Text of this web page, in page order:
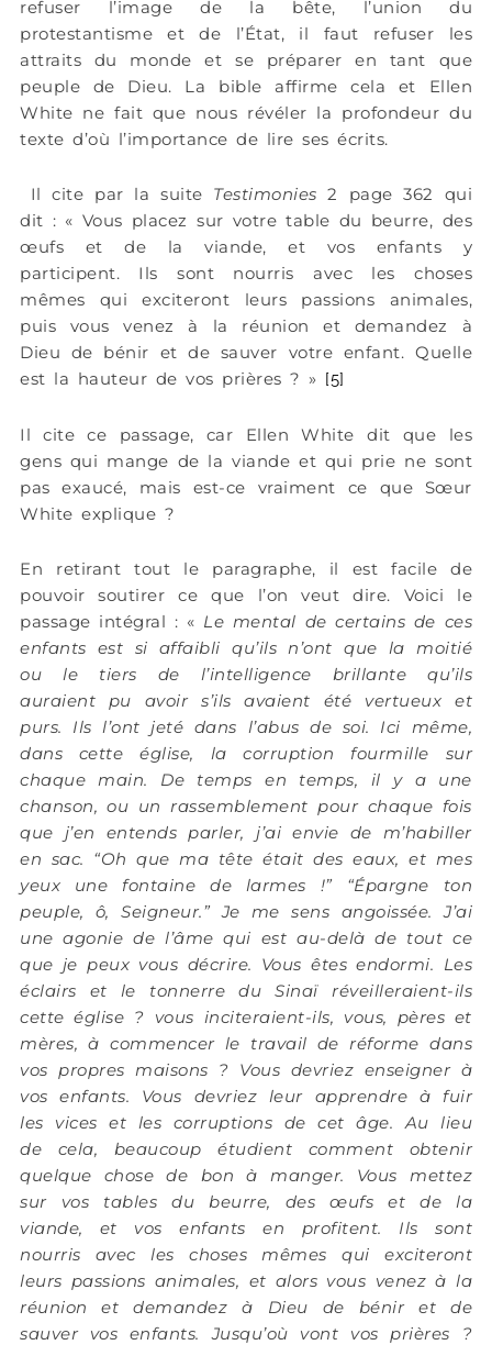
refuser l’image de la bête, l’union du
protestantisme et de l’État, il faut refuser les
attraits du monde et se préparer en tant que
peuple de Dieu. La bible affirme cela et Ellen
White ne fait que nous révéler la profondeur du
texte d’où l’importance de lire ses écrits.
Il cite par la suite Testimonies 2 page 362 qui
dit : « Vous placez sur votre table du beurre, des
œufs et de la viande, et vos enfants y
participent. Ils sont nourris avec les choses
mêmes qui exciteront leurs passions animales,
puis vous venez à la réunion et demandez à
Dieu de bénir et de sauver votre enfant. Quelle
est la hauteur de vos prières ? » [5]
Il cite ce passage, car Ellen White dit que les
gens qui mange de la viande et qui prie ne sont
pas exaucé, mais est-ce vraiment ce que Sœur
White explique ?
En retirant tout le paragraphe, il est facile de
pouvoir soutirer ce que l’on veut dire. Voici le
passage intégral : « Le mental de certains de ces
enfants est si affaibli qu’ils n’ont que la moitié
ou le tiers de l’intelligence brillante qu’ils
auraient pu avoir s’ils avaient été vertueux et
purs. Ils l’ont jeté dans l’abus de soi. Ici même,
dans cette église, la corruption fourmille sur
chaque main. De temps en temps, il y a une
chanson, ou un rassemblement pour chaque fois
que j’en entends parler, j’ai envie de m’habiller
en sac. “Oh que ma tête était des eaux, et mes
yeux une fontaine de larmes !” “Épargne ton
peuple, ô, Seigneur.” Je me sens angoissée. J’ai
une agonie de l’âme qui est au-delà de tout ce
que je peux vous décrire. Vous êtes endormi. Les
éclairs et le tonnerre du Sinaï réveilleraient-ils
cette église ? vous inciteraient-ils, vous, pères et
mères, à commencer le travail de réforme dans
vos propres maisons ? Vous devriez enseigner à
vos enfants. Vous devriez leur apprendre à fuir
les vices et les corruptions de cet âge. Au lieu
de cela, beaucoup étudient comment obtenir
quelque chose de bon à manger. Vous mettez
sur vos tables du beurre, des œufs et de la
viande, et vos enfants en profitent. Ils sont
nourris avec les choses mêmes qui exciteront
leurs passions animales, et alors vous venez à la
réunion et demandez à Dieu de bénir et de
sauver vos enfants. Jusqu’où vont vos prières ?